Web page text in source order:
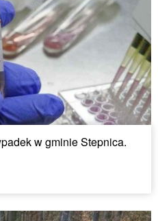
w gminie Stepnica.